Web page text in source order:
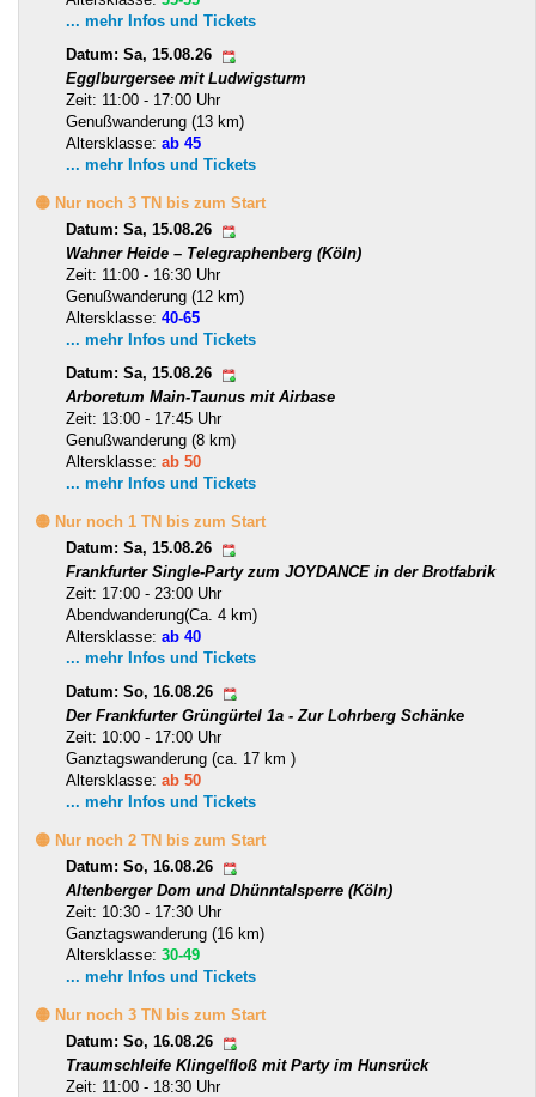
... mehr Infos und Tickets
Datum: Sa, 15.08.26
Egglburgersee mit Ludwigsturm
Zeit: 11:00 - 17:00 Uhr
Genußwanderung (13 km)
Altersklasse: ab 45
... mehr Infos und Tickets
🟡 Nur noch 3 TN bis zum Start
Datum: Sa, 15.08.26
Wahner Heide – Telegraphenberg (Köln)
Zeit: 11:00 - 16:30 Uhr
Genußwanderung (12 km)
Altersklasse: 40-65
... mehr Infos und Tickets
Datum: Sa, 15.08.26
Arboretum Main-Taunus mit Airbase
Zeit: 13:00 - 17:45 Uhr
Genußwanderung (8 km)
Altersklasse: ab 50
... mehr Infos und Tickets
🟡 Nur noch 1 TN bis zum Start
Datum: Sa, 15.08.26
Frankfurter Single-Party zum JOYDANCE in der Brotfabrik
Zeit: 17:00 - 23:00 Uhr
Abendwanderung(Ca. 4 km)
Altersklasse: ab 40
... mehr Infos und Tickets
Datum: So, 16.08.26
Der Frankfurter Grüngürtel 1a - Zur Lohrberg Schänke
Zeit: 10:00 - 17:00 Uhr
Ganztagswanderung (ca. 17 km )
Altersklasse: ab 50
... mehr Infos und Tickets
🟡 Nur noch 2 TN bis zum Start
Datum: So, 16.08.26
Altenberger Dom und Dhünntalsperre (Köln)
Zeit: 10:30 - 17:30 Uhr
Ganztagswanderung (16 km)
Altersklasse: 30-49
... mehr Infos und Tickets
🟡 Nur noch 3 TN bis zum Start
Datum: So, 16.08.26
Traumschleife Klingelfloß mit Party im Hunsrück
Zeit: 11:00 - 18:30 Uhr